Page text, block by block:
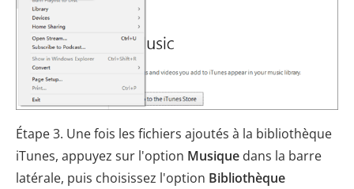
Étape 3. Une fois les fichiers ajoutés à la bibliothèque
iTunes, appuyez sur l'option Musique dans la barre
latérale, puis choisissez l'option Bibliothèque